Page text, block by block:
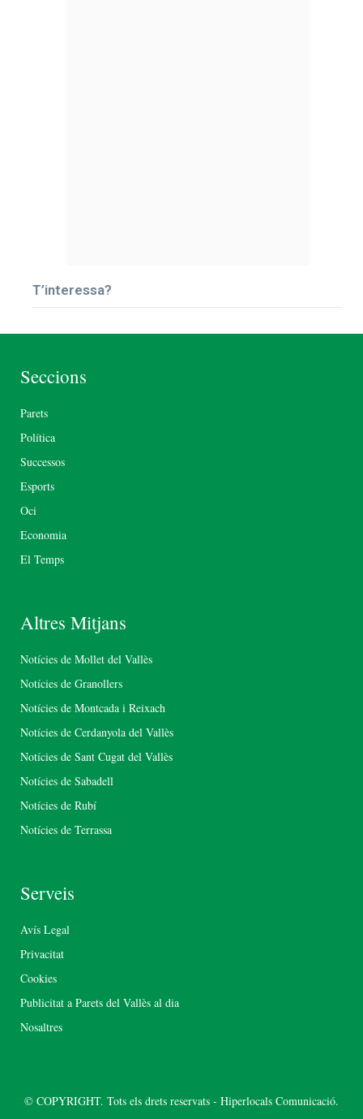
T’interessa?
Seccions
Parets
Política
Successos
Esports
Oci
Economia
El Temps
Altres Mitjans
Notícies de Mollet del Vallès
Notícies de Granollers
Notícies de Montcada i Reixach
Notícies de Cerdanyola del Vallès
Notícies de Sant Cugat del Vallès
Notícies de Sabadell
Notícies de Rubí
Notícies de Terrassa
Serveis
Avís Legal
Privacitat
Cookies
Publicitat a Parets del Vallès al dia
Nosaltres
© COPYRIGHT. Tots els drets reservats - Hiperlocals Comunicació.